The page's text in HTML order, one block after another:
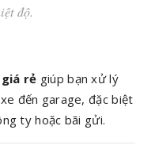
độ.
rẻ giúp bạn xử lý
đến garage, đặc biệt
ty hoặc bãi gửi.